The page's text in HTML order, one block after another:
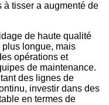
tisser a augmenté de
de haute qualité
longue, mais
opérations et
de maintenance.
des lignes de
investir dans des
en termes de